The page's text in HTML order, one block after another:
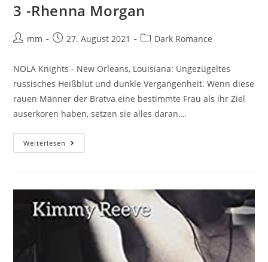
3 -Rhenna Morgan
mm 27. August 2021 Dark Romance
NOLA Knights - New Orleans, Louisiana: Ungezügeltes
russisches Heißblut und dunkle Vergangenheit. Wenn diese
rauen Männer der Bratva eine bestimmte Frau als ihr Ziel
auserkoren haben, setzen sie alles daran,…
Weiterlesen